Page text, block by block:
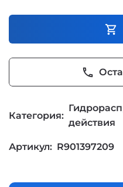
shopping_cart
phone
Категория:
действия
Артикул: R901397209